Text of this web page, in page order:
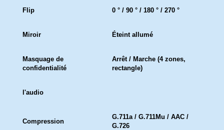
Flip 0 ° / 90 ° / 180 ° / 270 °
Miroir Éteint allumé
Masquage de
confidentialité
Arrêt / Marche (4 zones,
rectangle)
l'audio
Compression
G.711a / G.711Mu / AAC /
G.726